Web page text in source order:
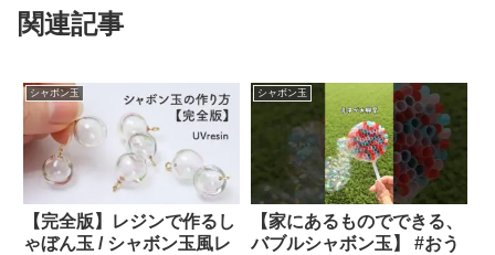
関連記事
シャボン玉
【完全版】レジンで作るし
ゃぼん玉 / シャボン玉風レ
シャボン玉
【家にあるものでできる、
バブルシャボン玉】 #おう